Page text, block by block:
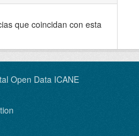
que coincidan con esta
Open Data ICANE